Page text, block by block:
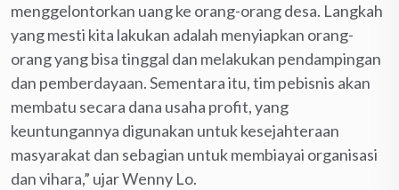
menggelontorkan uang ke orang-orang desa. Langkah
yang mesti kita lakukan adalah menyiapkan orang-
orang yang bisa tinggal dan melakukan pendampingan
dan pemberdayaan. Sementara itu, tim pebisnis akan
membatu secara dana usaha profit, yang
keuntungannya digunakan untuk kesejahteraan
masyarakat dan sebagian untuk membiayai organisasi
dan vihara,” ujar Wenny Lo.